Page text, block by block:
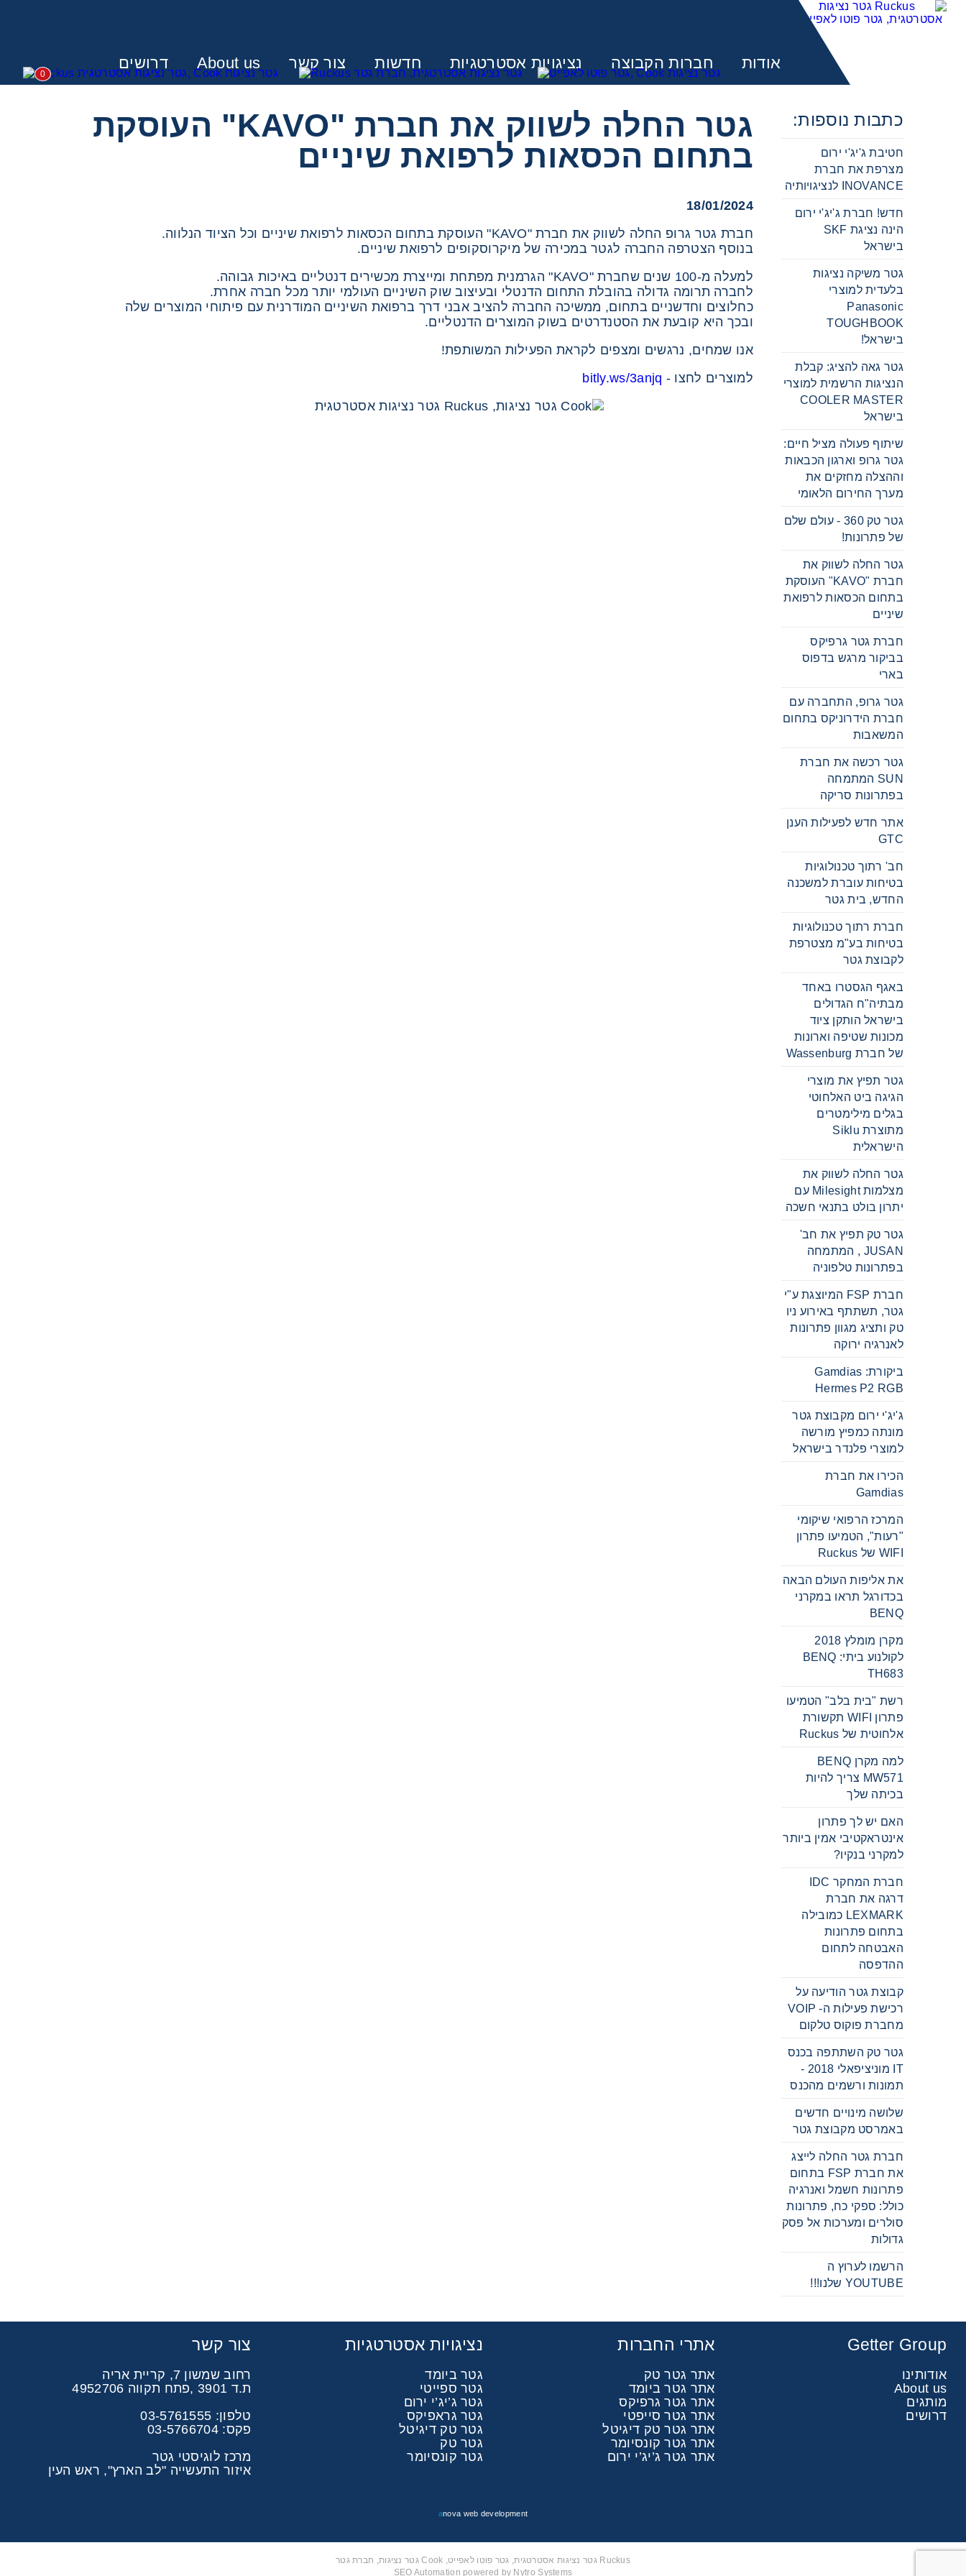
אודות חברות הקבוצה נציגויות אסטרטגיות חדשות צור קשר About us דרושים
0
כתבות נוספות:
חטיבת ג'יג'י ירום
מצרפת את חברת
INOVANCE לנציגויותיה
חדש! חברת ג'יג'י ירום
הינה נציגת SKF
בישראל
גטר משיקה נציגות
בלעדית למוצרי
Panasonic
TOUGHBOOK
בישראל!
גטר גאה להציג: קבלת
הנציגות הרשמית למוצרי
COOLER MASTER
בישראל
שיתוף פעולה מציל חיים:
גטר גרופ וארגון הכבאות
וההצלה מחזקים את
מערך החירום הלאומי
גטר טק 360 - עולם שלם
של פתרונות!
גטר החלה לשווק את
חברת "KAVO" העוסקת
בתחום הכסאות לרפואת
שיניים
חברת גטר גרפיקס
בביקור מרגש בדפוס
בארי
גטר גרופ, התחברה עם
חברת הידרוניקס בתחום
המשאבות
גטר רכשה את חברת
SUN המתמחה
בפתרונות סריקה
אתר חדש לפעילות הענן
GTC
חב' רתוך טכנולוגיות
בטיחות עוברת למשכנה
החדש, בית גטר
חברת רתוך טכנולוגיות
בטיחות בע"מ מצטרפת
לקבוצת גטר
באגף הגסטרו באחד
מבתיה"ח הגדולים
בישראל הותקן ציוד
מכונות שטיפה וארונות
של חברת Wassenburg
גטר תפיץ את מוצרי
הגיגה ביט האלחוטי
בגלים מילימטרים
מתוצרת Siklu
הישראלית
גטר החלה לשווק את
מצלמות Milesight עם
יתרון בולט בתנאי חשכה
גטר טק תפיץ את חב'
JUSAN , המתמחה
בפתרונות טלפוניה
חברת FSP המיוצגת ע"י
גטר, תשתתף באירוע ניו
טק ותציג מגוון פתרונות
לאנרגיה ירוקה
ביקורת: Gamdias
Hermes P2 RGB
ג'יג'י ירום מקבוצת גטר
מונתה כמפיץ מורשה
למוצרי פלנדר בישראל
הכירו את חברת
Gamdias
המרכז הרפואי שיקומי
"רעות", הטמיעו פתרון
WIFI של Ruckus
את אליפות העולם הבאה
בכדורגל תראו במקרני
BENQ
מקרן מומלץ 2018
לקולנוע ביתי: BENQ
TH683
רשת "בית בלב" הטמיעו
פתרון WIFI תקשורת
אלחוטית של Ruckus
למה מקרן BENQ
MW571 צריך להיות
בכיתה שלך
האם יש לך פתרון
אינטראקטיבי אמין ביותר
למקרני בנקיו?
חברת המחקר IDC
דרגה את חברת
LEXMARK כמובילה
בתחום פתרונות
האבטחה לתחום
ההדפסה
קבוצת גטר הודיעה על
רכישת פעילות ה- VOIP
מחברת פוקוס טלקום
גטר טק השתתפה בכנס
IT מוניציפאלי 2018 -
תמונות ורשמים מהכנס
שלושה מינויים חדשים
באמרסט מקבוצת גטר
חברת גטר החלה לייצג
את חברת FSP בתחום
פתרונות חשמל ואנרגיה
כולל: ספקי כח, פתרונות
סולרים ומערכות אל פסק
גדולות
הרשמו לערוץ ה
YOUTUBE שלנו!!!
גטר החלה לשווק את חברת "KAVO" העוסקת
בתחום הכסאות לרפואת שיניים
18/01/2024
חברת גטר גרופ החלה לשווק את חברת "KAVO" העוסקת בתחום הכסאות לרפואת שיניים וכל הציוד הנלווה.
בנוסף הצטרפה החברה לגטר במכירה של מיקרוסקופים לרפואת שיניים.
למעלה מ-100 שנים שחברת "KAVO" הגרמנית מפתחת ומייצרת מכשירים דנטליים באיכות גבוהה.
לחברה תרומה גדולה בהובלת התחום הדנטלי ובעיצוב שוק השיניים העולמי יותר מכל חברה אחרת.
כחלוצים וחדשניים בתחום, ממשיכה החברה להציב אבני דרך ברפואת השיניים המודרנית עם פיתוחי המוצרים שלה
ובכך היא קובעת את הסטנדרטים בשוק המוצרים הדנטליים.
אנו שמחים, נרגשים ומצפים לקראת הפעילות המשותפת!
למוצרים לחצו - bitly.ws/3anjq
Getter Group
אודותינו
About us
מותגים
דרושים
אתרי החברות
אתר גטר טק
אתר גטר ביומד
אתר גטר גרפיקס
אתר גטר סייפטי
אתר גטר טק דיגיטל
אתר גטר קונסיומר
אתר גטר ג’יג’י ירום
נציגויות אסטרטגיות
גטר ביומד
גטר ספייטי
גטר ג’יג’י ירום
גטר גראפיקס
גטר טק דיגיטל
גטר טק
גטר קונסיומר
צור קשר
רחוב שמשון 7, קריית אריה
ת.ד 3901 ,פתח תקווה 4952706
טלפון: 03-5761555
פקס: 03-5766704
מרכז לוגיסטי גטר
איזור התעשייה "לב הארץ", ראש העין
anova web development
Ruckus גטר נציגות אסטרטגית, גטר פוטו לאפייט, Cook גטר נציגות, חברת גטר
SEO Automation powered by Nytro Systems
מעונין לקבל הצעת מחיר או מידע עבור: